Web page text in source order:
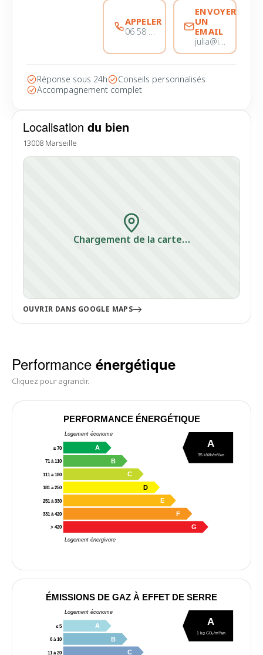
Localisation du bien
13008 Marseille
Chargement de la carte…
OUVRIR DANS GOOGLE MAPS
APPELER
06 58 44 28 28
ENVOYER
UN
EMAIL
julia@immobiliere-pujol.fr
Réponse sous 24h
Conseils personnalisés
Accompagnement complet
Performance énergétique
Cliquez pour agrandir.
PERFORMANCE ÉNERGÉTIQUE
Logement économe
Logement énergivore
≤ 70 A
71 à 110 B
111 à 180 C
181 à 250 D
251 à 330 E
331 à 420 F
> 420 G
A
35 kWh/m²/an
ÉMISSIONS DE GAZ À EFFET DE SERRE
Logement économe
≤ 5 A
6 à 10 B
11 à 20 C
A
1 kg CO₂/m²/an